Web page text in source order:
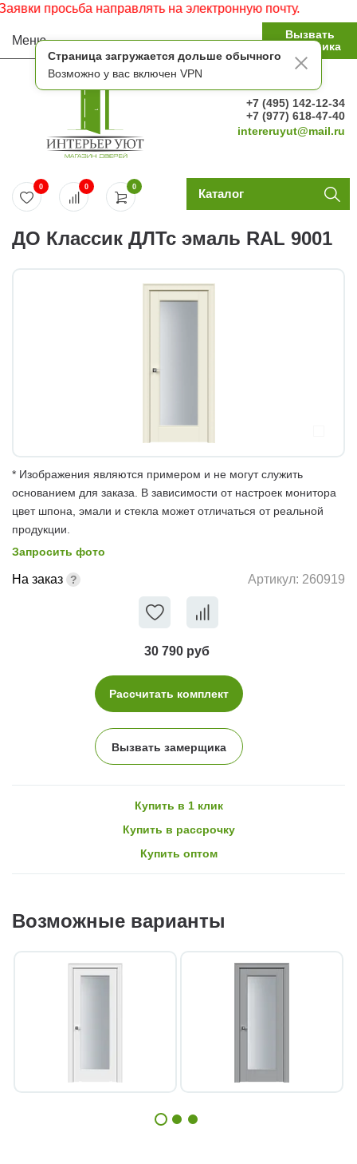
Страница загружается дольше обычного
Возможно у вас включен VPN
просьба направлять на электронную почту.
Меню
Вызвать
замерщика
+7 (495) 142-12-34
+7 (977) 618-47-40
intereruyut@mail.ru
0
0 0 Каталог
ДО Классик ДЛТс эмаль RAL 9001
* Изображения являются примером и не могут служить
основанием для заказа. В зависимости от настроек монитора
цвет шпона, эмали и стекла может отличаться от реальной
продукции.
Запросить фото
На заказ Артикул: 260919
30 790 руб
Рассчитать комплект
Вызвать замерщика
Купить в 1 клик
Купить в рассрочку
Купить оптом
Возможные варианты